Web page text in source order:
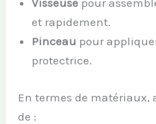
Visseuse pour
et rapidement.
Pinceau pour
protectrice.
En termes de matériaux,
de :